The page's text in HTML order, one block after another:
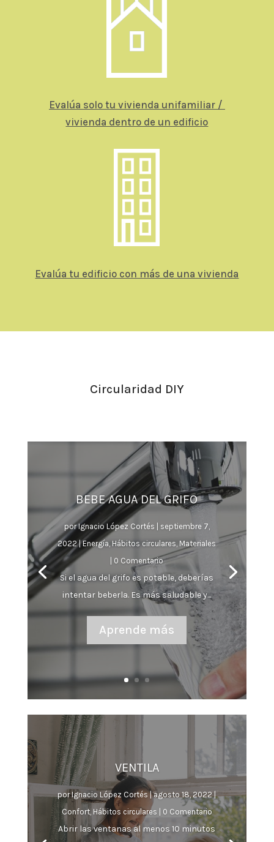
Evalúa solo tu vivienda unifamiliar /
vivienda dentro de un edificio
Evalúa tu edificio con más de una vivienda
Circularidad DIY
BEBE AGUA DEL GRIFO
porIgnacio López Cortés | septiembre 7,
2022|Energía Hábitos circulares Materiales
| 0 Comentario
Si el agua del grifo es potable, deberías
intentar beberla. Es más saludable y...
Aprende más
VENTILA
porIgnacio López Cortés|agosto 18, 2022|
Confort, Hábitos circulares | 0 Comentario
Abrir las ventanas al menos 10 minutos